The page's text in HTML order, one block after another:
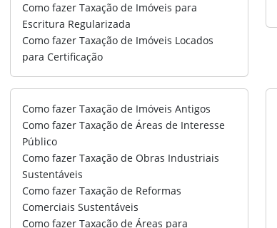
Como fazer Taxação de Imóveis para
Escritura Regularizada
Como fazer Taxação de Imóveis Locados
para Certificação
Como fazer Taxação de Imóveis Antigos
Como fazer Taxação de Áreas de Interesse
Público
Como fazer Taxação de Obras Industriais
Sustentáveis
Como fazer Taxação de Reformas
Comerciais Sustentáveis
Como fazer Taxação de Áreas para